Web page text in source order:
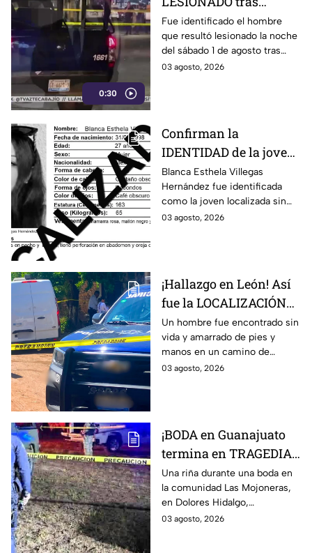
0:30
agresión en colonia
Constitución de
Apatzingán en Irapuato
Fue identificado el hombre
que resultó lesionado la noche
del sábado 1 de agosto tras
registrarse detonaciones en la
03 agosto, 2026
Confirman la
IDENTIDAD de la joven
hallada s1n v1da en
Celaya, Guanajuato;
llevaba dos días
desaparecida
Blanca Esthela Villegas
Hernández fue identificada
como la joven localizada sin
vida en Celaya, Guanajuato,
03 agosto, 2026
¡Hallazgo en León! Así
fue la LOCALIZACIÓN
de un hombre s1n v1da,
en la Nuevo León, HOY
lunes: revelan cómo iba
vestido
Un hombre fue encontrado sin
vida y amarrado de pies y
manos en un camino de
terracería de la colonia Nuevo
03 agosto, 2026
¡BODA en Guanajuato
termina en TRAGEDIA!
Hombre mu3re tras
riña en pleno festejo;
otro terminó herido:
Así ocurrió
Una riña durante una boda en
la comunidad Las Mojoneras,
en Dolores Hidalgo,
Guanajuato, dejó un hombre
03 agosto, 2026